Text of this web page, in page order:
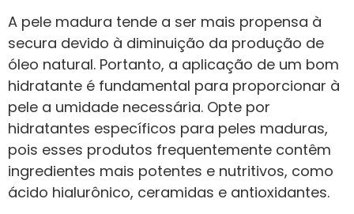
A pele madura tende a ser mais propensa à
secura devido à diminuição da produção de
óleo natural. Portanto, a aplicação de um bom
hidratante é fundamental para proporcionar à
pele a umidade necessária. Opte por
hidratantes específicos para peles maduras,
pois esses produtos frequentemente contêm
ingredientes mais potentes e nutritivos, como
ácido hialurônico, ceramidas e antioxidantes.